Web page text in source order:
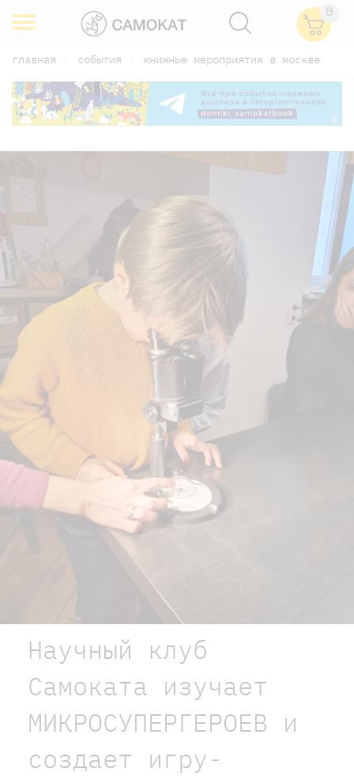
0
главная события книжные мероприятия в москве
Научный клуб
Самоката изучает
МИКРОСУПЕРГЕРОЕВ и
создает игру-